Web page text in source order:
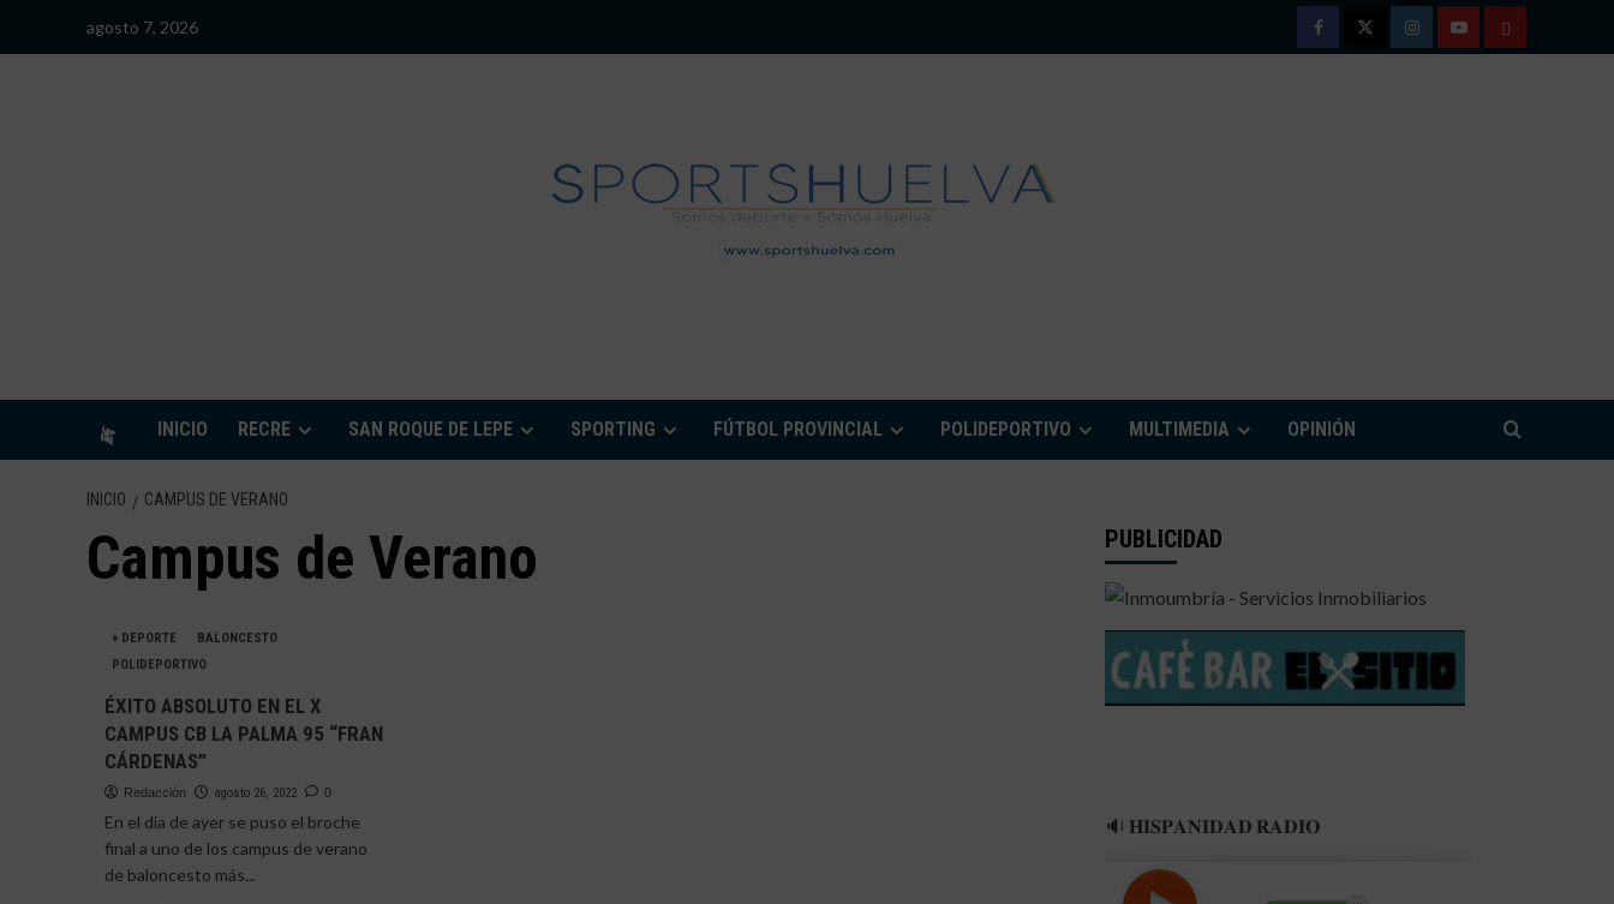
agosto 7, 2026
FacebookTwitterInstagramYoutubeTÉRMINOS
INICIO RECRE SAN ROQUE DE LEPE SPORTING FÚTBOL PROVINCIAL POLIDEPORTIVO MULTIMEDIA OPINIÓN
INICIO CAMPUS DE VERANO
Campus de Verano
+ DEPORTE
BALONCESTO
POLIDEPORTIVO
ÉXITO ABSOLUTO EN EL X
CAMPUS CB LA PALMA 95 “FRAN
CÁRDENAS”
Redacción agosto 26, 2022 0
En el día de ayer se puso el broche
final a uno de los campus de verano
de baloncesto más...
PUBLICIDAD
🔉 𝐇𝐈𝐒𝐏𝐀𝐍𝐈𝐃𝐀𝐃 𝐑𝐀𝐃𝐈𝐎